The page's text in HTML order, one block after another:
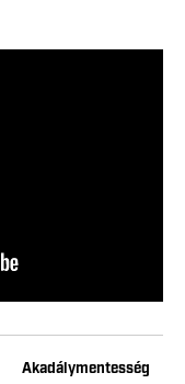
Akadálymentesség